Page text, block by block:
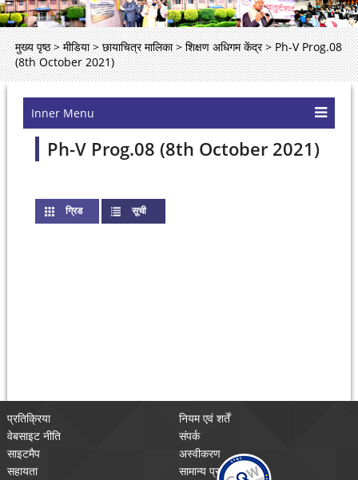
मुख्य पृष्ठ > मीडिया > छायाचित्र मालिका > शिक्षण अधिगम केंद्र > Ph-V Prog.08
(8th October 2021)
Inner Menu
Ph-V Prog.08 (8th October 2021)
ग्रिड सूची(active tab)
प्रतिक्रिया
नियम एवं शर्तें
वेबसाइट नीति
संपर्क
साइटमैप
अस्वीकरण
सहायता
सामान्य प्रश्न